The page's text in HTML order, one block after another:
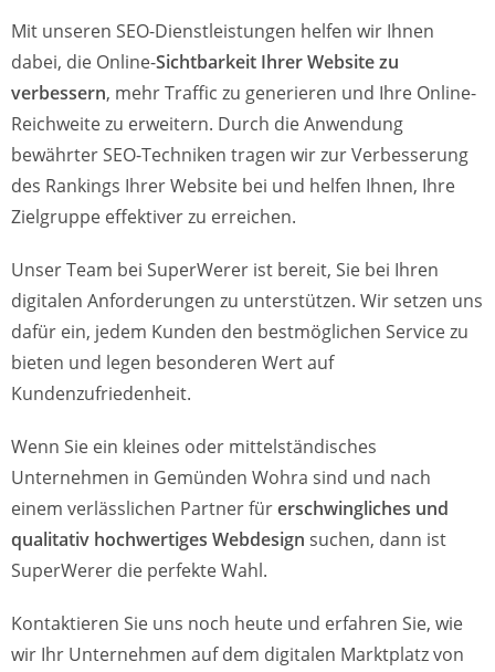
Mit unseren SEO-Dienstleistungen helfen wir Ihnen
dabei, die Online-Sichtbarkeit Ihrer Website zu
verbessern, mehr Traffic zu generieren und Ihre Online-
Reichweite zu erweitern. Durch die Anwendung
bewährter SEO-Techniken tragen wir zur Verbesserung
des Rankings Ihrer Website bei und helfen Ihnen, Ihre
Zielgruppe effektiver zu erreichen.
Unser Team bei SuperWerer ist bereit, Sie bei Ihren
digitalen Anforderungen zu unterstützen. Wir setzen uns
dafür ein, jedem Kunden den bestmöglichen Service zu
bieten und legen besonderen Wert auf
Kundenzufriedenheit.
Wenn Sie ein kleines oder mittelständisches
Unternehmen in Gemünden Wohra sind und nach
einem verlässlichen Partner fürerschwingliches und
qualitativ hochwertiges Webdesign suchen, dann ist
SuperWerer die perfekte Wahl.
Kontaktieren Sie uns noch heute und erfahren Sie, wie
wir Ihr Unternehmen auf dem digitalen Marktplatz von